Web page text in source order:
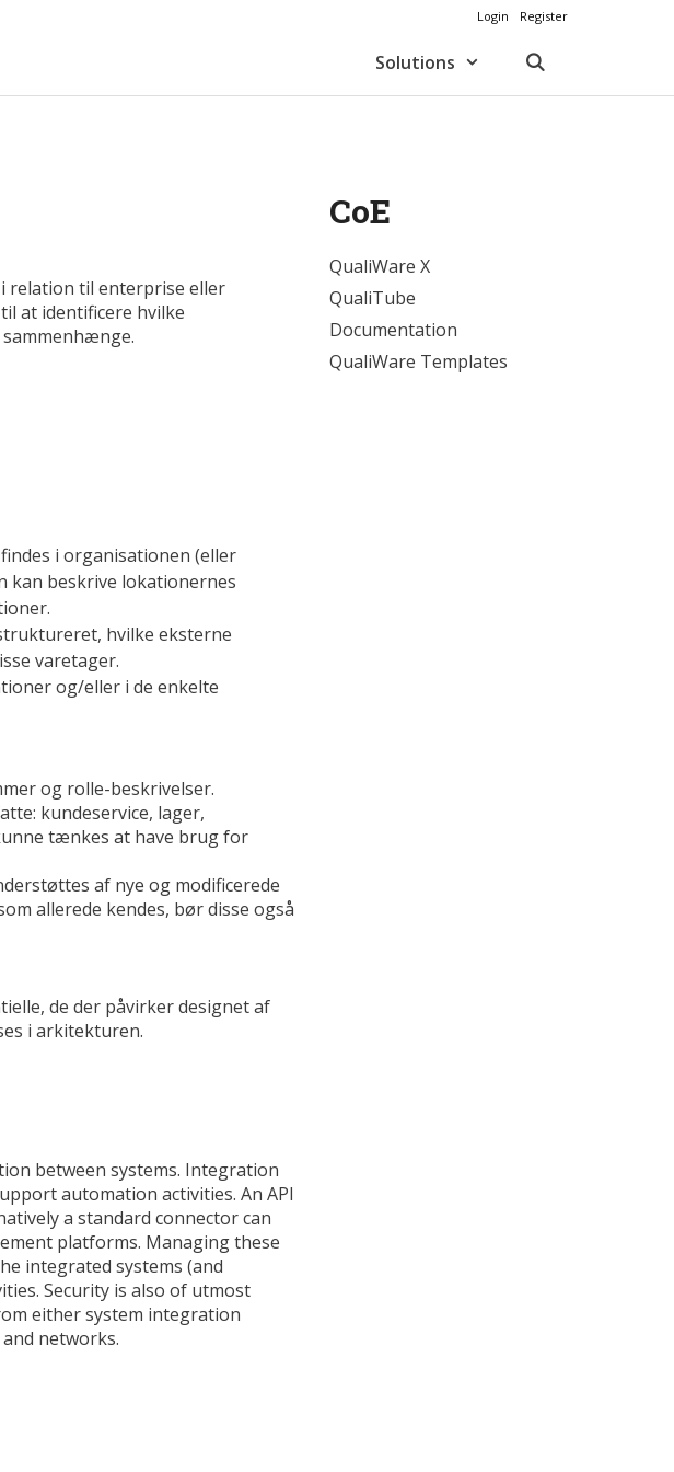
Login Register
Solutions
relation til enterprise eller
at identificere hvilke
i organisationen (eller
kan beskrive lokationernes
hvilke eksterne
varetager.
og/eller i de enkelte
og rolle-beskrivelser.
kundeservice, lager,
tænkes at have brug for
af nye og modificerede
allerede kendes, bør disse også
de der påvirker designet af
i arkitekturen.
between systems. Integration
automation activities. An API
a standard connector can
platforms. Managing these
integrated systems (and
Security is also of utmost
either system integration
networks.
CoE
QualiWare X
QualiTube
Documentation
QualiWare Templates